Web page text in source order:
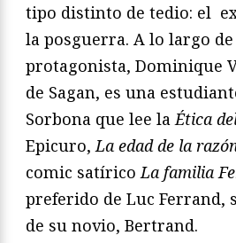
tipo distinto de tedio: el
la posguerra. A lo largo
protagonista, Dominique
de Sagan, es una
Sorbona que lee laÉtica
Epicuro,La edad de la
comic satíricoLa familia
preferido de Luc Ferrand,
de su novio, Bertrand.